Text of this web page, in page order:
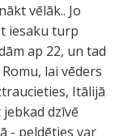
vēlāk.. Jo
iesaku turp
ap 22, un tad
lai vēders
Itālijā
dzīvē
- peldēties var